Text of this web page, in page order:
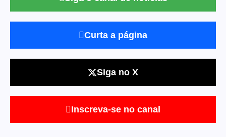
Curta a página
Siga no X
Inscreva-se no canal